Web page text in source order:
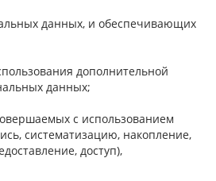
данных, и обеспечивающих
дополнительной
данных;
с использованием
систематизацию, накопление,
доступ),